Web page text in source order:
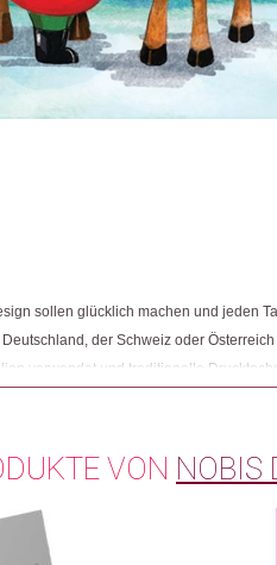
sollen glücklich machen und jeden
der Schweiz oder
verwendet und traditionelle
VON NOBIS